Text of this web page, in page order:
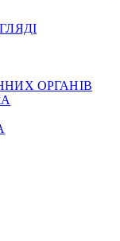
ОРГАНІВ